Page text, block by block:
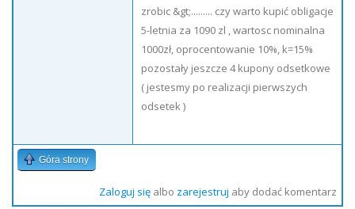
zrobic &gt;......... czy warto kupić obligacje
5-letnia za 1090 zl , wartosc nominalna
1000zł, oprocentowanie 10%, k=15%
pozostały jeszcze 4 kupony odsetkowe
( jestesmy po realizacji pierwszych
odsetek )
Góra strony
Zaloguj sięalbo zarejestruj aby dodać komentarz